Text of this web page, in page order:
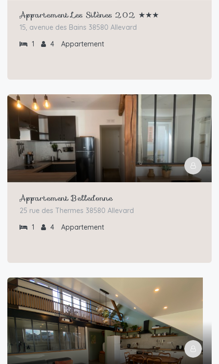
Appartement Les Silènes 202 ★★★
15, avenue des Bains 38580 Allevard
1
4 Appartement
Appartement Belledonne
25 rue des Thermes 38580 Allevard
1
4 Appartement